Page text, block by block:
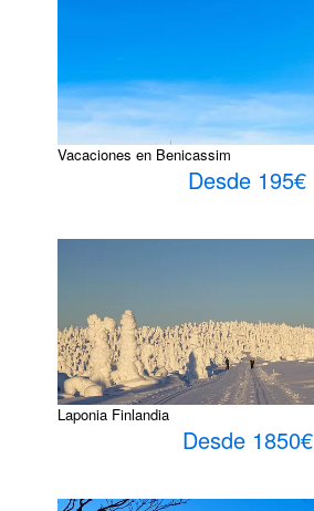
Vacaciones en Benicassim
Desde 195€
Laponia Finlandia
Desde 1850€